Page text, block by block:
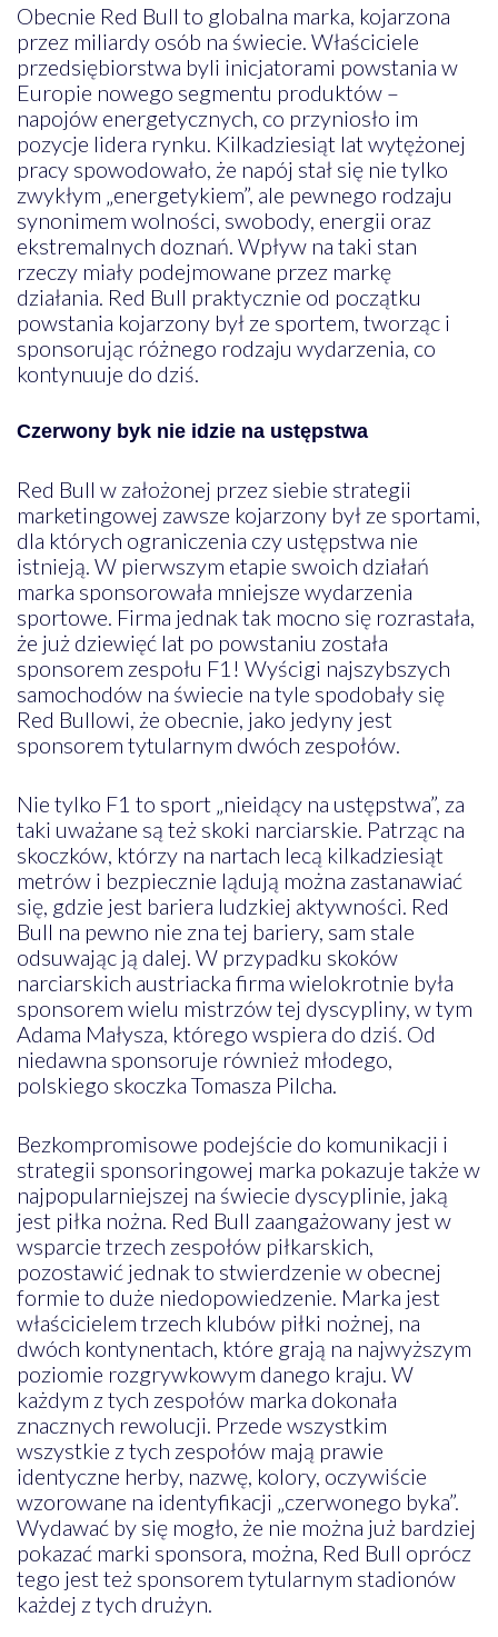
Obecnie Red Bull to globalna marka, kojarzona
przez miliardy osób na świecie. Właściciele
przedsiębiorstwa byli inicjatorami powstania w
Europie nowego segmentu produktów –
napojów energetycznych, co przyniosło im
pozycje lidera rynku. Kilkadziesiąt lat wytężonej
pracy spowodowało, że napój stał się nie tylko
zwykłym „energetykiem”, ale pewnego rodzaju
synonimem wolności, swobody, energii oraz
ekstremalnych doznań. Wpływ na taki stan
rzeczy miały podejmowane przez markę
działania. Red Bull praktycznie od początku
powstania kojarzony był ze sportem, tworząc i
sponsorując różnego rodzaju wydarzenia, co
kontynuuje do dziś.
Czerwony byk nie idzie na ustępstwa
Red Bull w założonej przez siebie strategii
marketingowej zawsze kojarzony był ze sportami,
dla których ograniczenia czy ustępstwa nie
istnieją. W pierwszym etapie swoich działań
marka sponsorowała mniejsze wydarzenia
sportowe. Firma jednak tak mocno się rozrastała,
że już dziewięć lat po powstaniu została
sponsorem zespołu F1! Wyścigi najszybszych
samochodów na świecie na tyle spodobały się
Red Bullowi, że obecnie, jako jedyny jest
sponsorem tytularnym dwóch zespołów.
Nie tylko F1 to sport „nieidący na ustępstwa”, za
taki uważane są też skoki narciarskie. Patrząc na
skoczków, którzy na nartach lecą kilkadziesiąt
metrów i bezpiecznie lądują można zastanawiać
się, gdzie jest bariera ludzkiej aktywności. Red
Bull na pewno nie zna tej bariery, sam stale
odsuwając ją dalej. W przypadku skoków
narciarskich austriacka firma wielokrotnie była
sponsorem wielu mistrzów tej dyscypliny, w tym
Adama Małysza, którego wspiera do dziś. Od
niedawna sponsoruje również młodego,
polskiego skoczka Tomasza Pilcha.
Bezkompromisowe podejście do komunikacji i
strategii sponsoringowej marka pokazuje także w
najpopularniejszej na świecie dyscyplinie, jaką
jest piłka nożna. Red Bull zaangażowany jest w
wsparcie trzech zespołów piłkarskich,
pozostawić jednak to stwierdzenie w obecnej
formie to duże niedopowiedzenie. Marka jest
właścicielem trzech klubów piłki nożnej, na
dwóch kontynentach, które grają na najwyższym
poziomie rozgrywkowym danego kraju. W
każdym z tych zespołów marka dokonała
znacznych rewolucji. Przede wszystkim
wszystkie z tych zespołów mają prawie
identyczne herby, nazwę, kolory, oczywiście
wzorowane na identyfikacji „czerwonego byka”.
Wydawać by się mogło, że nie można już bardziej
pokazać marki sponsora, można, Red Bull oprócz
tego jest też sponsorem tytularnym stadionów
każdej z tych drużyn.